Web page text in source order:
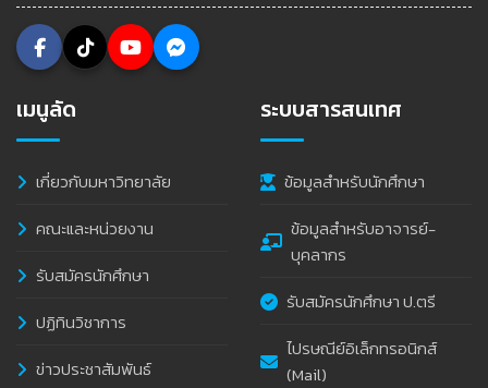
เมนูลัด
เกี่ยวกับมหาวิทยาลัย
คณะและหน่วยงาน
รับสมัครนักศึกษา
ปฏิทินวิชาการ
ข่าวประชาสัมพันธ์
ระบบสารสนเทศ
ข้อมูลสำหรับนักศึกษา
ข้อมูลสำหรับอาจารย์-
บุคลากร
รับสมัครนักศึกษา ป.ตรี
ไปรษณีย์อิเล็กทรอนิกส์
(Mail)